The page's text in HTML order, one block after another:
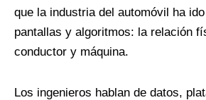
que la industria del automóvil ha
pantallas y algoritmos: la relación
conductor y máquina.
Los ingenieros hablan de datos,